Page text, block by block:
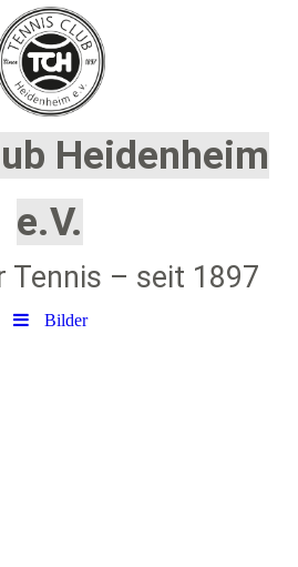
Heidenheim
e.V.
Tennis – seit 1897
Bilder